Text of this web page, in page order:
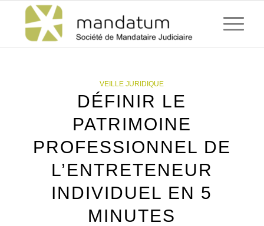
VEILLE JURIDIQUE
DÉFINIR LE
PATRIMOINE
PROFESSIONNEL DE
L’ENTRETENEUR
INDIVIDUEL EN 5
MINUTES